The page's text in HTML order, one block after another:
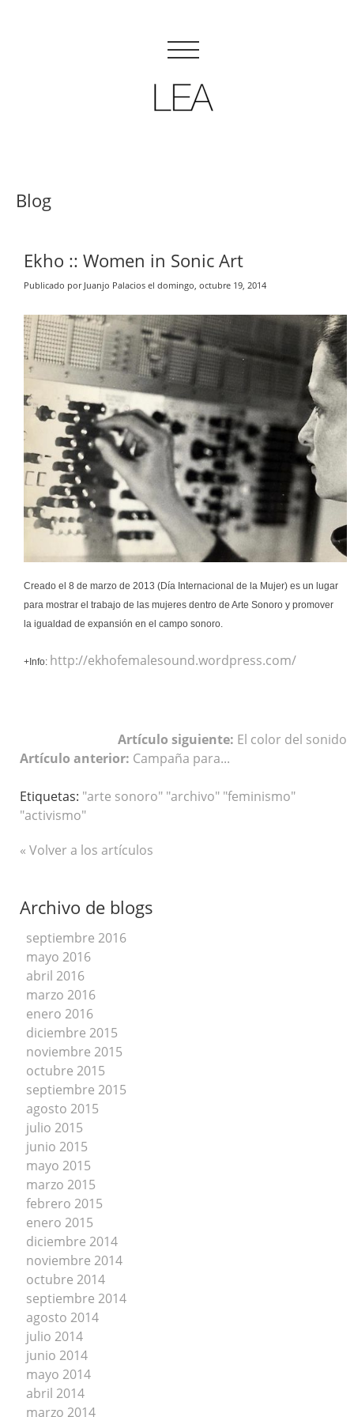
Blog
Ekho :: Women in Sonic Art
Publicado por Juanjo Palacios el domingo, octubre 19, 2014
Creado el 8 de marzo de 2013 (Día Internacional de la Mujer) es un lugar
para mostrar el trabajo de las mujeres dentro de Arte Sonoro y promover
la igualdad de expansión en el campo sonoro.
+Info: http://ekhofemalesound.wordpress.com/
Artículo siguiente: El color del sonido
Artículo anterior: Campaña para...
Etiquetas: "arte sonoro" "archivo" "feminismo"
"activismo"
« Volver a los artículos
Archivo de blogs
septiembre 2016
mayo 2016
abril 2016
marzo 2016
enero 2016
diciembre 2015
noviembre 2015
octubre 2015
septiembre 2015
agosto 2015
julio 2015
junio 2015
mayo 2015
marzo 2015
febrero 2015
enero 2015
diciembre 2014
noviembre 2014
octubre 2014
septiembre 2014
agosto 2014
julio 2014
junio 2014
mayo 2014
abril 2014
marzo 2014